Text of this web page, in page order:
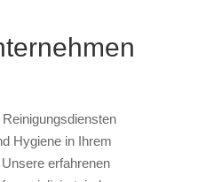
Hygiene in Ihrem
erfahrenen